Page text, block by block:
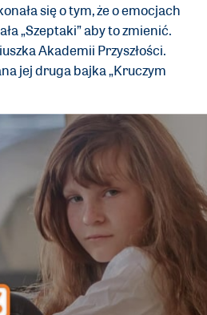
się o tym, że o emocjach
„Szeptaki” aby to zmienić.
Akademii Przyszłości.
jej druga bajka „Kruczym